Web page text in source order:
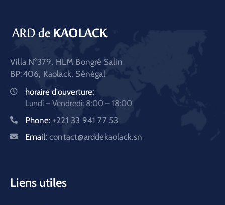
Villa N°379, HLM Bongré Salin
BP:406, Kaolack, Sénégal
horaire d'ouverture:
Lundi – Vendredi: 8:00 – 18:00
Phone: +221 33 941 77 53
Email: contact@arddekaolack.sn
Liens utiles